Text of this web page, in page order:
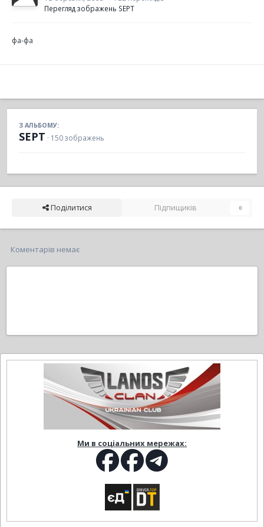
Перегляд зображень SEPT
фа-фа
З АЛЬБОМУ:
SEPT · 150 зображень
Поділитися Підпищиків 0
Коментарів немає
Ми в соціальних мережах: